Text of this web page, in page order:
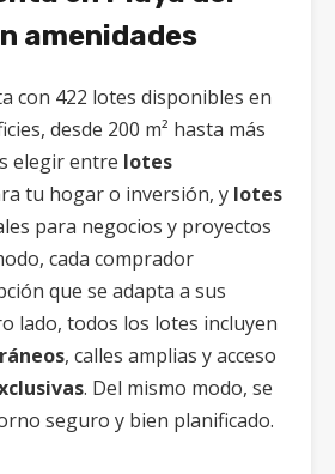
amenidades
con 422 lotes disponibles en
desde 200 m² hasta más
elegir entre lotes
tu hogar o inversión, y lotes
para negocios y proyectos
cada comprador
que se adapta a sus
lado, todos los lotes incluyen
, calles amplias y acceso
. Del mismo modo, se
seguro y bien planificado.